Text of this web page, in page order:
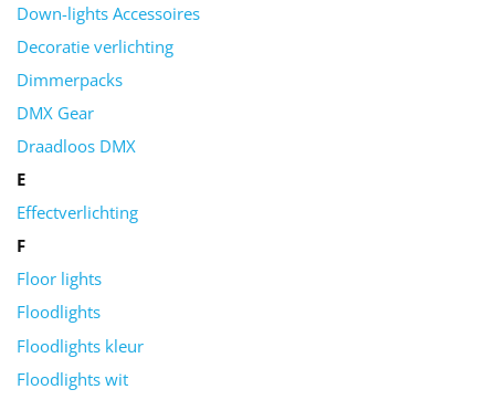
Down-lights Accessoires
Decoratie verlichting
Dimmerpacks
DMX Gear
Draadloos DMX
E
Effectverlichting
F
Floor lights
Floodlights
Floodlights kleur
Floodlights wit